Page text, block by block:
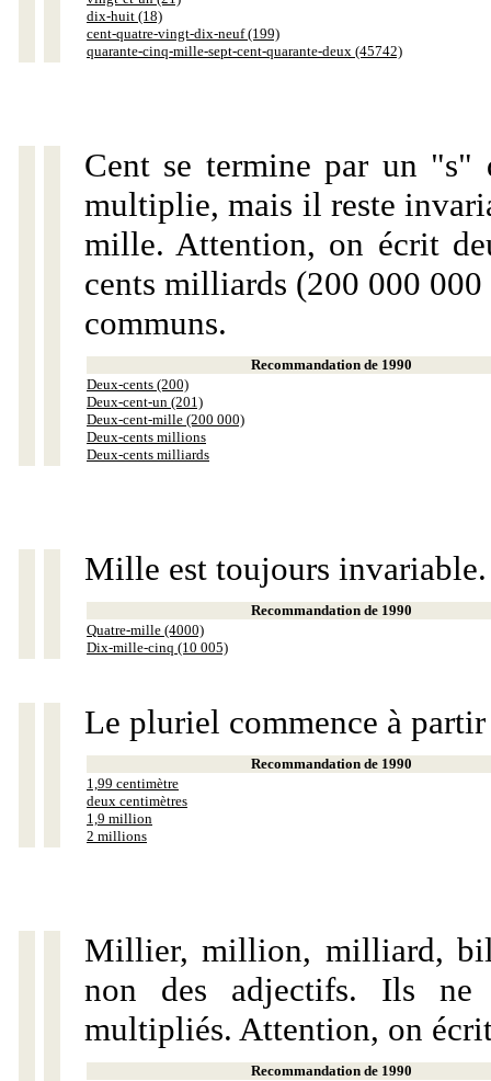
dix-huit (18)
cent-quatre-vingt-dix-neuf (199)
quarante-cinq-mille-sept-cent-quarante-deux (45742)
Cent se termine par un "s"
multiplie, mais il reste
mille. Attention, on écrit
cents milliards (200 000
communs.
Recommandation de 1990
Deux-cents (200)
Deux-cent-un (201)
Deux-cent-mille (200 000)
Deux-cents millions
Deux-cents milliards
Mille est toujours invariable.
Recommandation de 1990
Quatre-mille (4000)
Dix-mille-cinq (10 005)
Le pluriel commence à
Recommandation de 1990
1,99 centimètre
deux centimètres
1,9 million
2 millions
Millier, million, milliard,
non des adjectifs. Ils ne
multipliés. Attention, on
Recommandation de 1990